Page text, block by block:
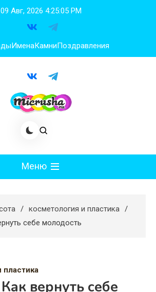
09 Авг, 2026 4:25:05 PM
ИменаКамниПоздравления
Меню
косметология и пластика
себе молодость
пластика
вернуть себе